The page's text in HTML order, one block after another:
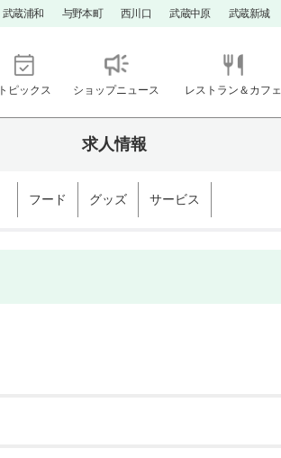
武蔵浦和 与野本町 西川口 武蔵中原 武蔵新城
トピックス ショップニュース レストラン＆カフェ
求人情報
フード グッズ サービス